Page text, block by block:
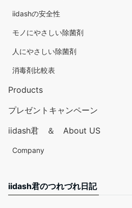
iidashの安全性
モノにやさしい除菌剤
人にやさしい除菌剤
消毒剤比較表
Products
プレゼントキャンペーン
iidash君 ＆ About US
Company
iidash君のつれづれ日記